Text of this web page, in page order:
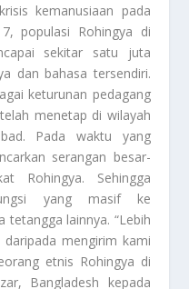
kemanusiaan pada
populasi Rohingya di
sekitar satu juta
dan bahasa tersendiri.
keturunan pedagang
menetap di wilayah
Pada waktu yang
serangan besar-
Rohingya. Sehingga
yang masif ke
tetangga lainnya. “Lebih
mengirim kami
etnis Rohingya di
Bangladesh kepada